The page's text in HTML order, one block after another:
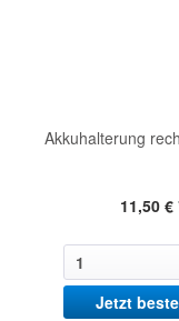
Akkuhalterung
11,50 €
Jetzt